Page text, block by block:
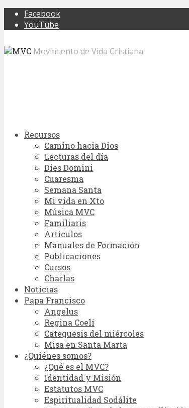
Facebook
YouTube
Movimiento de Vida Cristiana
Recursos
Camino hacia Dios
Lecturas del día
Dies Domini
Cuaresma
Semana Santa
Mi vida en Xto
Música MVC
Familiaris
Artículos
Manuales de Formación
Publicaciones
Cursos
Charlas
Noticias
Papa Francisco
Angelus
Regina Coeli
Catequesis del miércoles
Misa en Santa Marta
¿Quiénes somos?
¿Qué es el MVC?
Identidad y Misión
Estatutos MVC
Espiritualidad Sodálite